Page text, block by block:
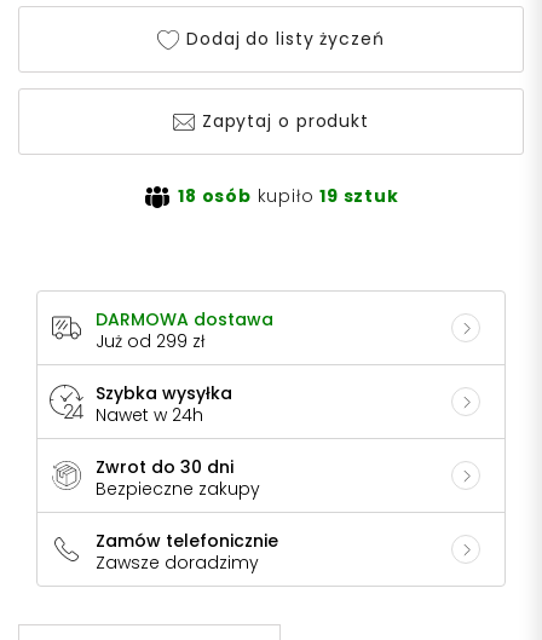
Dodaj do listy życzeń
Zapytaj o produkt
18 osób kupiło19 sztuk
DARMOWA dostawa
Już od 299 zł
Szybka wysyłka
Nawet w 24h
Zwrot do 30 dni
Bezpieczne zakupy
Zamów telefonicznie
Zawsze doradzimy